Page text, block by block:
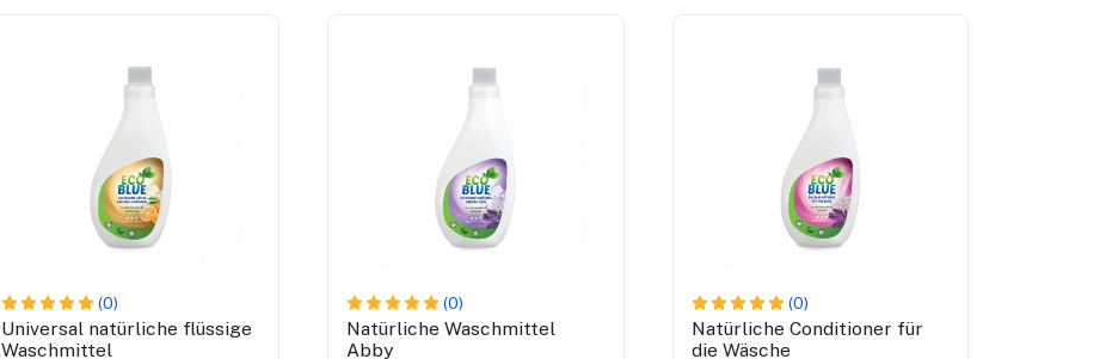
(0)
Universal natürliche flüssige
Waschmittel
(0)
Natürliche Waschmittel
Abby
(0)
Natürliche Conditioner für
die Wäsche